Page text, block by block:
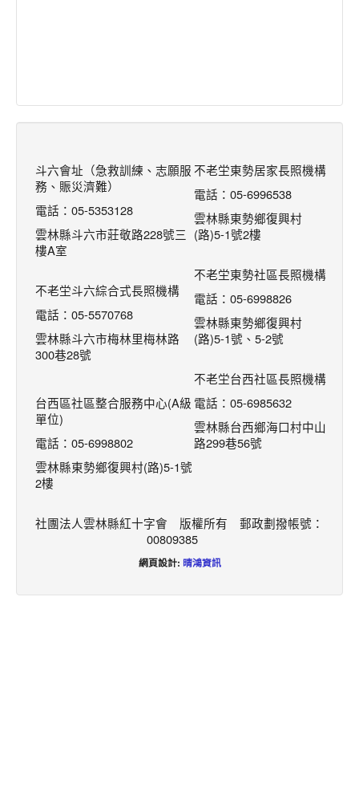
斗六會址（急救訓練、志願服
務、賑災濟難）
電話：05-5353128
雲林縣斗六市莊敬路228號三
樓A室
不老坣斗六綜合式長照機構
電話：05-5570768
雲林縣斗六市梅林里梅林路
300巷28號
台西區社區整合服務中心(A級
單位)
電話：05-6998802
雲林縣東勢鄉復興村(路)5-1號
2樓
不老坣東勢居家長照機構
電話：05-6996538
雲林縣東勢鄉復興村
(路)5-1號2樓
不老坣東勢社區長照機構
電話：05-6998826
雲林縣東勢鄉復興村
(路)5-1號、5-2號
不老坣台西社區長照機構
電話：05-6985632
雲林縣台西鄉海口村中山
路299巷56號
社團法人雲林縣紅十字會 版權所有 郵政劃撥帳號：
00809385
網頁設計: 晴鴻資訊